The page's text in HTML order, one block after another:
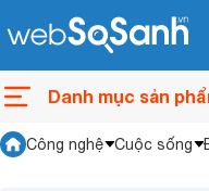
Danh mục sản
Công nghệ Cuộc sống